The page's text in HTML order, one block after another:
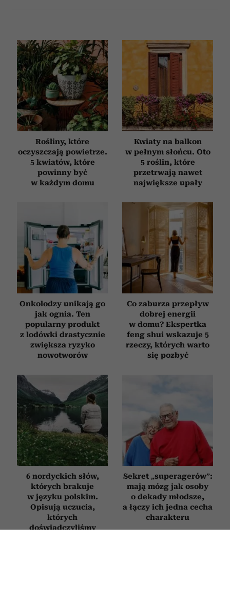
Rośliny, które
oczyszczają powietrze.
5 kwiatów, które
powinny być
w każdym domu
Kwiaty na balkon
w pełnym słońcu. Oto
5 roślin, które
przetrwają nawet
największe upały
Onkolodzy unikają go
jak ognia. Ten
popularny produkt
z lodówki drastycznie
zwiększa ryzyko
nowotworów
Co zaburza przepływ
dobrej energii
w domu? Ekspertka
feng shui wskazuje 5
rzeczy, których warto
się pozbyć
6 nordyckich słów,
których brakuje
w języku polskim.
Opisują uczucia,
których
doświadczyliśmy
Sekret „superagerów”:
mają mózg jak osoby
o dekady młodsze,
a łączy ich jedna cecha
charakteru